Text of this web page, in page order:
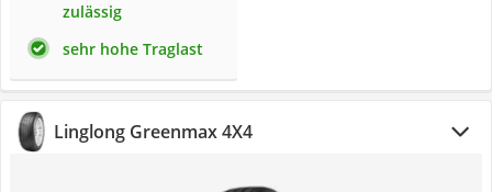
zulässig
sehr hohe Traglast
Linglong Greenmax 4X4